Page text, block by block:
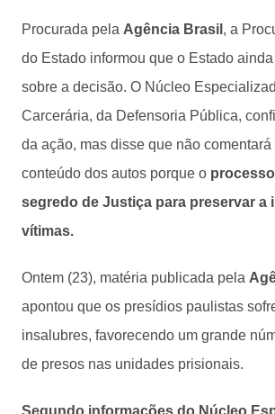
Procurada pela Agência Brasil , a
do Estado informou que o Estado
sobre a decisão. O Núcleo
Carcerária, da Defensoria Pública,
da ação, mas disse que não comentará
conteúdo dos autos porque o
segredo de Justiça para preservar a
vítimas.
Ontem (23), matéria publicada pela
apontou que os presídios paulistas
insalubres, favorecendo um grande
de presos nas unidades prisionais.
Segundo informações do Núcleo